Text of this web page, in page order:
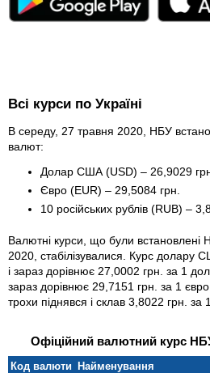
Всі курси по Україні
В середу, 27 травня 2020, НБУ
валют:
Долар США (USD) – 26,9029
Євро (EUR) – 29,5084 грн.
10 російських рублів (RUB) –
Валютні курси, що були встановлені
2020, стабілізувалися. Курс долару
і зараз дорівнює 27,0002 грн. за 1
зараз дорівнює 29,7151 грн. за 1
трохи піднявся і склав 3,8022 грн. за
Офіційний валютний курс
Код валюти Найменування